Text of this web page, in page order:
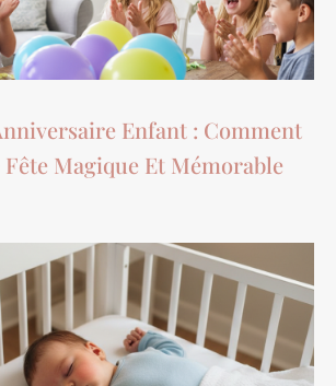
Enfant : Comment
Magique Et Mémorable